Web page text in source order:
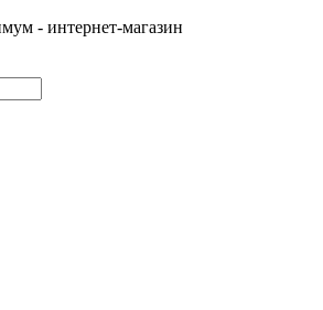
- интернет-магазин